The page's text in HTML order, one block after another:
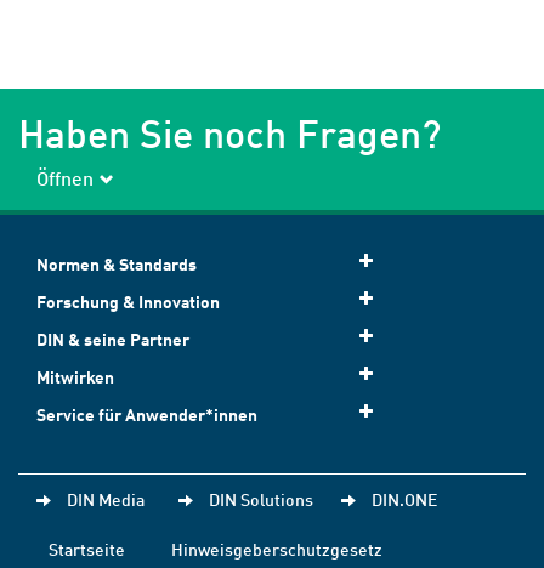
Haben Sie noch Fragen?
Öffnen
Normen & Standards
Forschung & Innovation
DIN & seine Partner
Mitwirken
Service für Anwender*innen
DIN Media DIN Solutions DIN.ONE
Startseite
Hinweisgeberschutzgesetz